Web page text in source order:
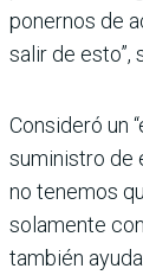
ponernos de
salir de esto”,
Consideró un
suministro de
no tenemos
solamente
también